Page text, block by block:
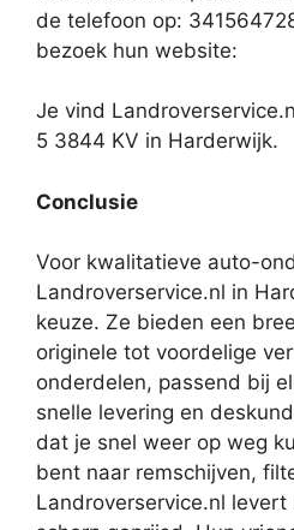
de telefoon op:
bezoek hun website:
Je vind
5 3844 KV in Harderwijk.
Conclusie
Voor kwalitatieve auto-
Landroverservice.nl in
keuze. Ze bieden een
originele tot voordelige
onderdelen, passend bij
snelle levering en
dat je snel weer op weg
bent naar remschijven,
Landroverservice.nl